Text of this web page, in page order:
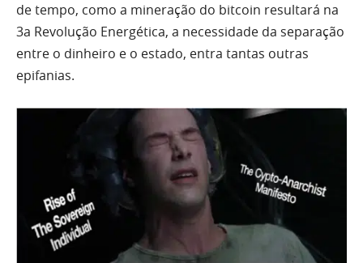
de tempo, como a mineração do bitcoin resultará na
3a Revolução Energética, a necessidade da separação
entre o dinheiro e o estado, entra tantas outras
epifanias.